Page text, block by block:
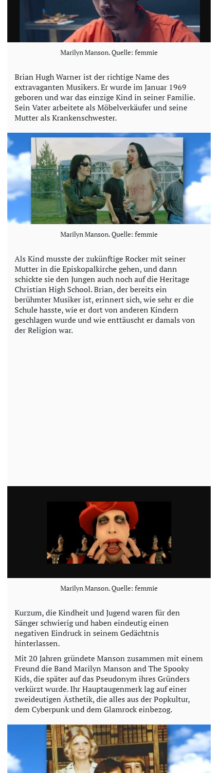
d
e
o
Marilyn Manson. Quelle: femmie
Brian Hugh Warner ist der richtige Name des
extravaganten Musikers. Er wurde im Januar 1969
geboren und war das einzige Kind in seiner Familie.
Sein Vater arbeitete als Möbelverkäufer und seine
Mutter als Krankenschwester.
Marilyn Manson. Quelle: femmie
Als Kind musste der zukünftige Rocker mit seiner
Mutter in die Episkopalkirche gehen, und dann
schickte sie den Jungen auch noch auf die Heritage
Christian High School. Brian, der bereits ein
berühmter Musiker ist, erinnert sich, wie sehr er die
Schule hasste, wie er dort von anderen Kindern
geschlagen wurde und wie enttäuscht er damals von
der Religion war.
Marilyn Manson. Quelle: femmie
Kurzum, die Kindheit und Jugend waren für den
Sänger schwierig und haben eindeutig einen
negativen Eindruck in seinem Gedächtnis
hinterlassen.
Mit 20 Jahren gründete Manson zusammen mit einem
Freund die Band Marilyn Manson and The Spooky
Kids, die später auf das Pseudonym ihres Gründers
verkürzt wurde. Ihr Hauptaugenmerk lag auf einer
zweideutigen Ästhetik, die alles aus der Popkultur,
dem Cyberpunk und dem Glamrock einbezog.